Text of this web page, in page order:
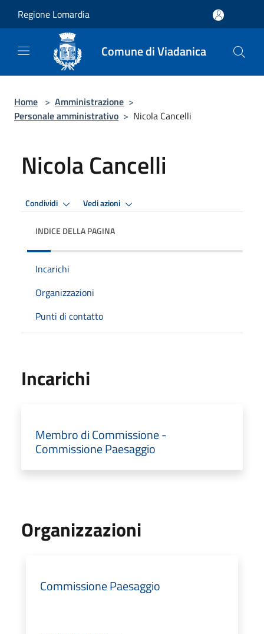
Regione Lomardia
Comune di Viadanica
Home > Amministrazione >
Personale amministrativo > Nicola Cancelli
Nicola Cancelli
Condividi Vedi azioni
INDICE DELLA PAGINA
Incarichi
Organizzazioni
Punti di contatto
Incarichi
Membro di Commissione -
Commissione Paesaggio
Organizzazioni
Commissione Paesaggio